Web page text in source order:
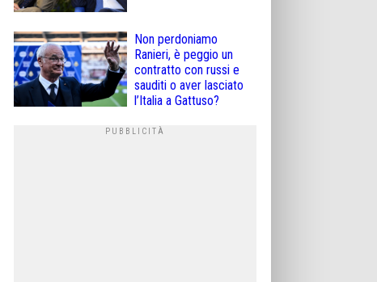
Non perdoniamo
Ranieri, è peggio un
contratto con russi e
sauditi o aver lasciato
l’Italia a Gattuso?